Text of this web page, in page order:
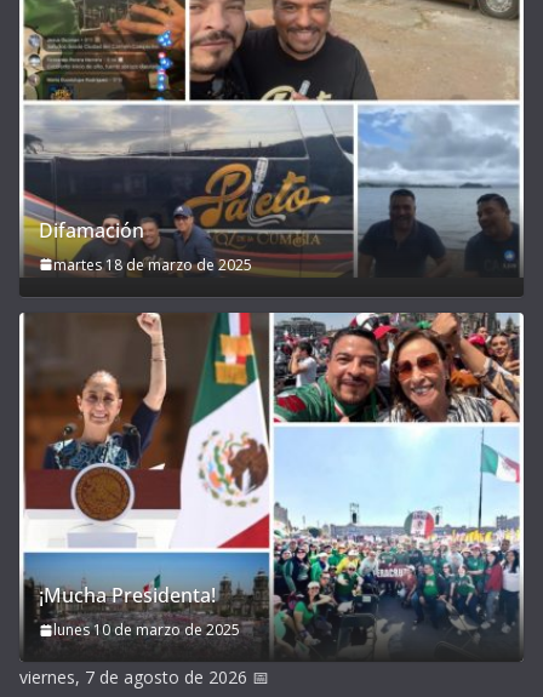
Difamación
martes 18 de marzo de 2025
¡Mucha Presidenta!
lunes 10 de marzo de 2025
viernes, 7 de agosto de 2026 📅